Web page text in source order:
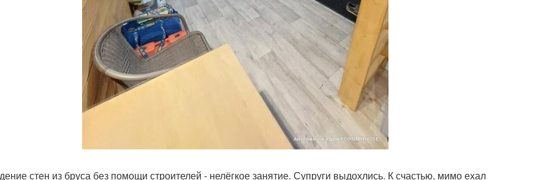
стен из бруса без помощи строителей - нелёгкое занятие. Супруги выдохлись. К счастью, мимо ехал